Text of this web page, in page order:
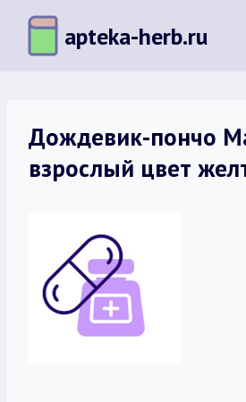
Перейти
содержимому
apteka-herb.ru
Дождевик-пончо
взрослый цвет